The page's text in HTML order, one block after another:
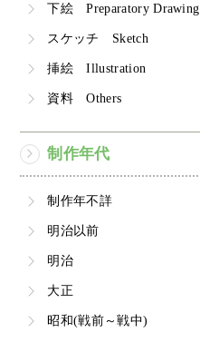
下絵 Preparatory Drawing
スケッチ Sketch
挿絵 Illustration
資料 Others
制作年代
制作年不詳
明治以前
明治
大正
昭和(戦前～戦中)